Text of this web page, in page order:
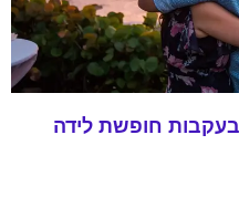
חופשת לידה